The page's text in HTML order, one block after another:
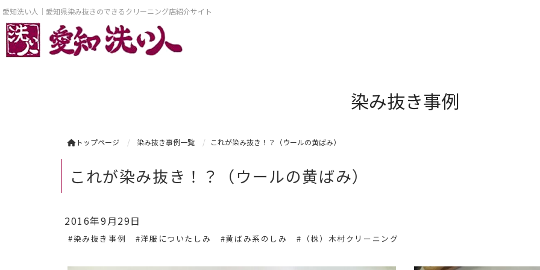
愛知洗い人｜愛知県染み抜きのできるクリーニング店紹介サイト
染み抜き事例
トップページ 染み抜き事例一覧 これが染み抜き！？（ウールの黄ばみ）
これが染み抜き！？（ウールの黄ばみ）
2016年9月29日
#染み抜き事例 #洋服についたしみ #黄ばみ系のしみ #（株）木村クリーニング